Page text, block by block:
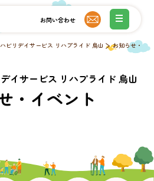
ビリデイサービス リハプライド 烏山 お知らせ・イ
イサービス リハプライド 烏山
・イベント